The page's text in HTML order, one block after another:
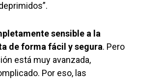
sensible a la
de forma fácil y segura. Pero
está muy avanzada,
Por eso, las